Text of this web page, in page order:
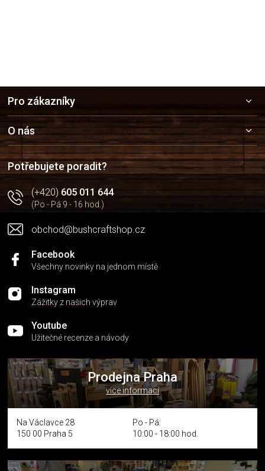
a
t
í
Pro zákazníky
O nás
Potřebujete poradit?
(+420)605 011 644
(Po - Pá 9 - 16 hod.)
obchod@bushcraftshop.cz
Facebook
Všechny novinky na jednom místě
Instagram
Zážitky z našich výprav
Youtube
Užitečné recenze a návody
Prodejna Praha
více informací
Na Václavce 28
150 00 Praha 5
Po - Pá:
10:00 - 18:00 hod.